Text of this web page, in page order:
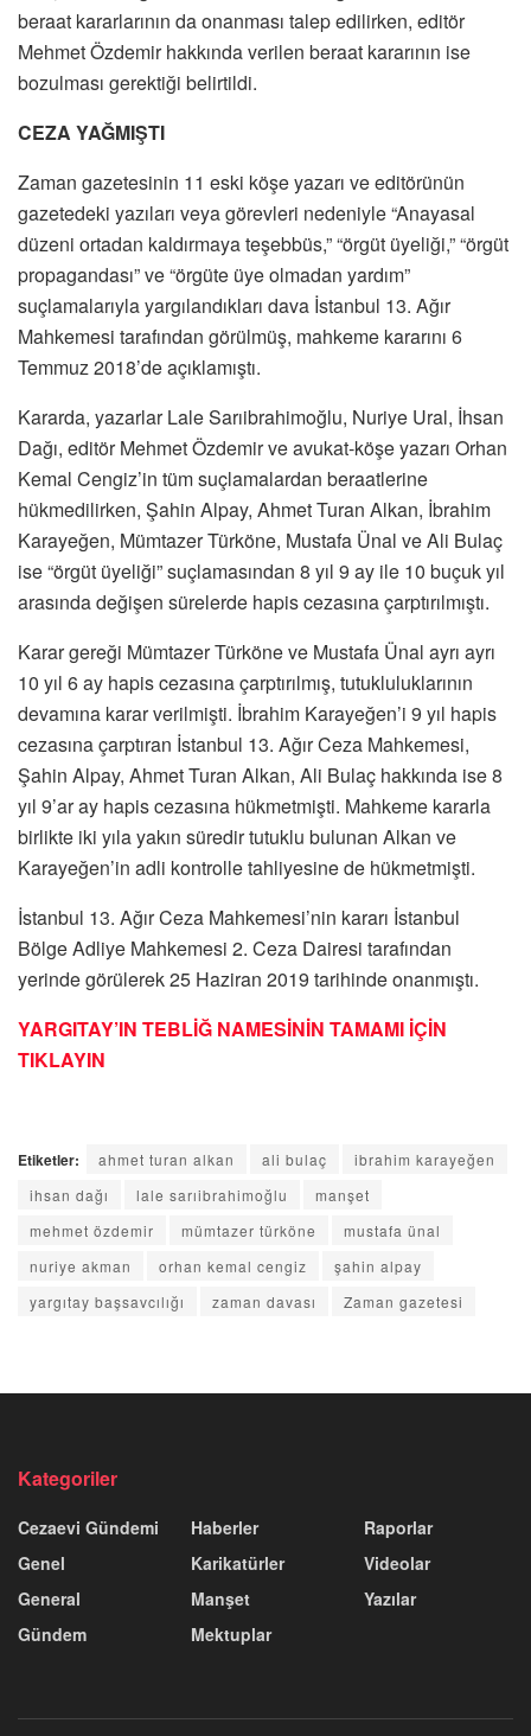
beraat kararlarının da onanması talep edilirken, editör
Mehmet Özdemir hakkında verilen beraat kararının ise
bozulması gerektiği belirtildi.
CEZA YAĞMIŞTI
Zaman gazetesinin 11 eski köşe yazarı ve editörünün
gazetedeki yazıları veya görevleri nedeniyle “Anayasal
düzeni ortadan kaldırmaya teşebbüs,” “örgüt üyeliği,” “örgüt
propagandası” ve “örgüte üye olmadan yardım”
suçlamalarıyla yargılandıkları dava İstanbul 13. Ağır
Mahkemesi tarafından görülmüş, mahkeme kararını 6
Temmuz 2018’de açıklamıştı.
Kararda, yazarlar Lale Sarıibrahimoğlu, Nuriye Ural, İhsan
Dağı, editör Mehmet Özdemir ve avukat-köşe yazarı Orhan
Kemal Cengiz’in tüm suçlamalardan beraatlerine
hükmedilirken, Şahin Alpay, Ahmet Turan Alkan, İbrahim
Karayeğen, Mümtazer Türköne, Mustafa Ünal ve Ali Bulaç
ise “örgüt üyeliği” suçlamasından 8 yıl 9 ay ile 10 buçuk yıl
arasında değişen sürelerde hapis cezasına çarptırılmıştı.
Karar gereği Mümtazer Türköne ve Mustafa Ünal ayrı ayrı
10 yıl 6 ay hapis cezasına çarptırılmış, tutukluluklarının
devamına karar verilmişti. İbrahim Karayeğen’i 9 yıl hapis
cezasına çarptıran İstanbul 13. Ağır Ceza Mahkemesi,
Şahin Alpay, Ahmet Turan Alkan, Ali Bulaç hakkında ise 8
yıl 9’ar ay hapis cezasına hükmetmişti. Mahkeme kararla
birlikte iki yıla yakın süredir tutuklu bulunan Alkan ve
Karayeğen’in adli kontrolle tahliyesine de hükmetmişti.
İstanbul 13. Ağır Ceza Mahkemesi’nin kararı İstanbul
Bölge Adliye Mahkemesi 2. Ceza Dairesi tarafından
yerinde görülerek 25 Haziran 2019 tarihinde onanmıştı.
YARGITAY’IN TEBLİĞ NAMESİNİN TAMAMI İÇİN
TIKLAYIN
Etiketler: ahmet turan alkan ali bulaç
ibrahim karayeğen
ihsan dağı
lale sarıibrahimoğlu
manşet
mehmet özdemir
mümtazer türköne
mustafa ünal
nuriye akman
orhan kemal cengiz
şahin alpay
yargıtay başsavcılığı
zaman davası Zaman gazetesi
Kategoriler
Cezaevi Gündemi
Genel
General
Gündem
Haberler
Karikatürler
Manşet
Mektuplar
Raporlar
Videolar
Yazılar